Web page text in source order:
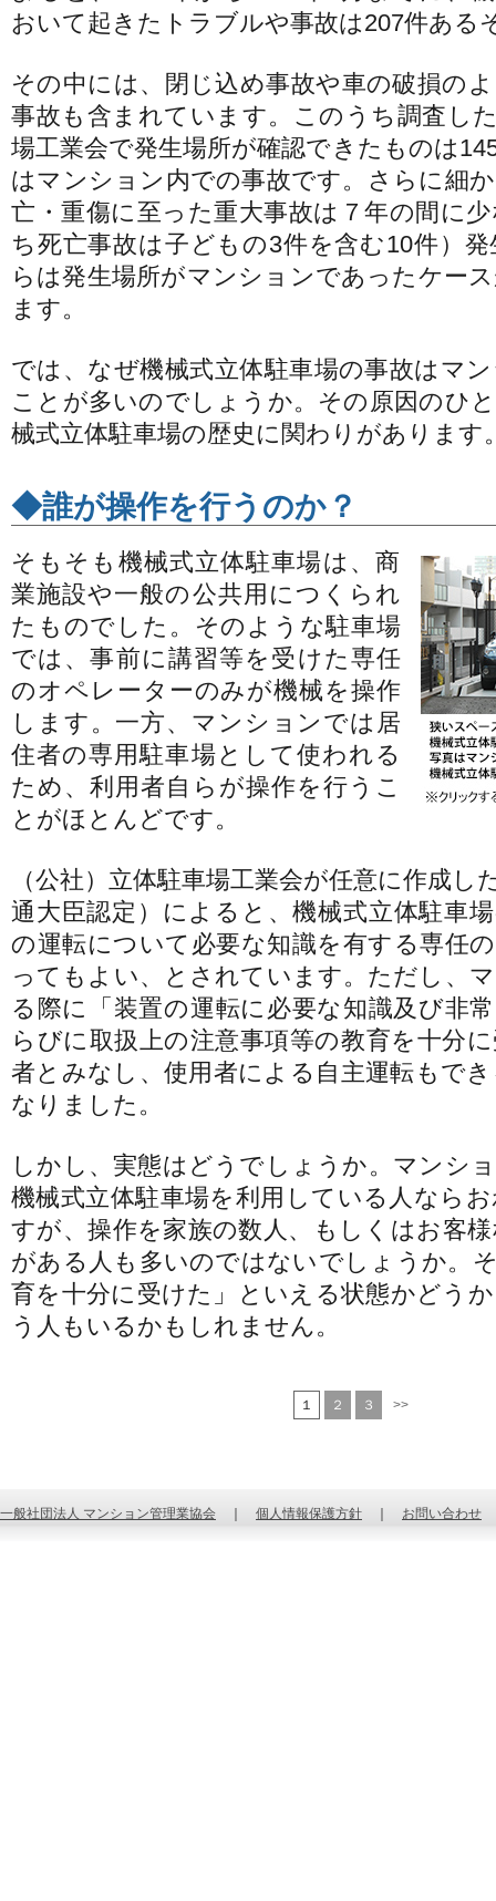
おいて起きたトラブルや事故は207件ある
その中には、閉じ込め事故や車の破損の
事故も含まれています。このうち調査し
場工業会で発生場所が確認できたものは
はマンション内での事故です。さらに細
亡・重傷に至った重大事故は７年の間に
ち死亡事故は子どもの3件を含む10件）
らは発生場所がマンションであったケー
ます。
では、なぜ機械式立体駐車場の事故はマ
ことが多いのでしょうか。その原因のひ
械式立体駐車場の歴史に関わりがあります
◆誰が操作を行うのか？
そもそも機械式立体駐車場は、商
業施設や一般の公共用につくられ
たものでした。そのような駐車場
では、事前に講習等を受けた専任
のオペレーターのみが機械を操作
します。一方、マンションでは居
住者の専用駐車場として使われる
ため、利用者自らが操作を行うこ
とがほとんどです。
（公社）立体駐車場工業会が任意に作成し
通大臣認定）によると、機械式立体駐車
の運転について必要な知識を有する専任
ってもよい、とされています。ただし、
る際に「装置の運転に必要な知識及び非
らびに取扱上の注意事項等の教育を十分
者とみなし、使用者による自主運転もで
なりました。
しかし、実態はどうでしょうか。マンシ
機械式立体駐車場を利用している人なら
すが、操作を家族の数人、もしくはお客
がある人も多いのではないでしょうか。
育を十分に受けた」といえる状態かどう
う人もいるかもしれません。
１ ２ ３ >>
一般社団法人 マンション管理業協会 個人情報保護方針 お問い合わせ